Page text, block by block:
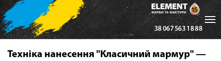
38 067 563 18 88
Техніка нанесення "Класичний мармур" —